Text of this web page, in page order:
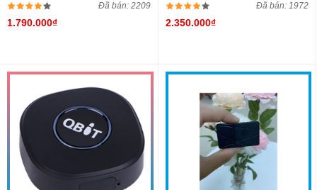
Đã bán: 2209
1.790.000₫
Đã bán: 1972
2.350.000₫